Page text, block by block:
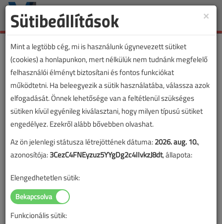
Toggle
VL cikkvásárlás
LED-es kijáratjelzők című cikk vásárlása
sikeres online elektronikus fizetést követően azonnal
aktiválódik. A hozzáférése nem évül el.
A rendeléshez kérjük, lépjen be!
Illetve, ha még nem tette meg, kérjük, regisztráljon!
×
Sütibeállítások
Mint a legtöbb cég, mi is használunk úgynevezett sütiket
(cookies) a honlapunkon, mert nélkülük nem tudnánk megfelelő
felhasználói élményt biztosítani és fontos funkciókat
működtetni. Ha beleegyezik a sütik használatába, válassza azok
elfogadását. Önnek lehetősége van a feltétlenül szükséges
sütiken kívül egyénileg kiválasztani, hogy milyen típusú sütiket
engedélyez. Ezekről alább bővebben olvashat.
Az ön jelenlegi státusza létrejöttének dátuma:2026. aug. 10.,
azonosítója:3CezC4FNEyzuz5YYgDg2c4IIvkzJ8dt, állapota:
Elengedhetetlen sütik:
Funkcionális sütik: